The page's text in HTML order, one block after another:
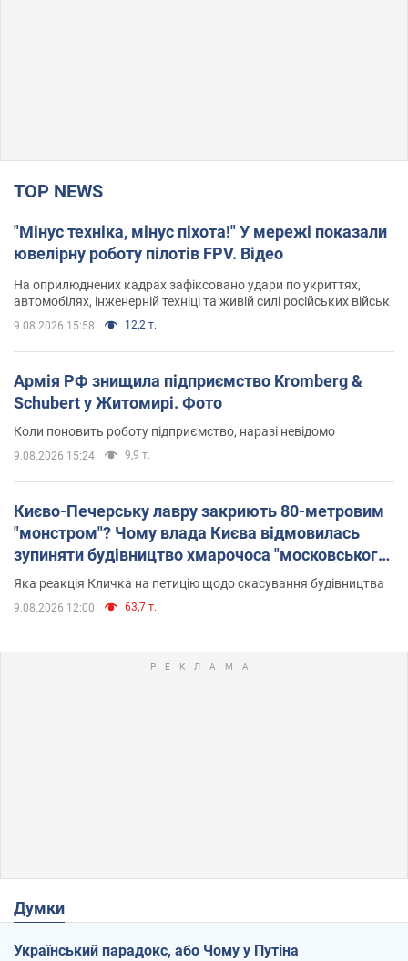
TOP NEWS
"Мінус техніка, мінус піхота!" У мережі показали
ювелірну роботу пілотів FPV. Відео
На оприлюднених кадрах зафіксовано удари по укриттях,
автомобілях, інженерній техніці та живій силі російських військ
9.08.2026 15:58 12,2 т.
Армія РФ знищила підприємство Kromberg &
Schubert у Житомирі. Фото
Коли поновить роботу підприємство, наразі невідомо
9.08.2026 15:24 9,9 т.
Києво-Печерську лавру закриють 80-метровим
"монстром"? Чому влада Києва відмовилась
зупиняти будівництво хмарочоса "московського
вірянина"
Яка реакція Кличка на петицію щодо скасування будівництва
9.08.2026 12:00 63,7 т.
Думки
Український парадокс, або Чому у Путіна